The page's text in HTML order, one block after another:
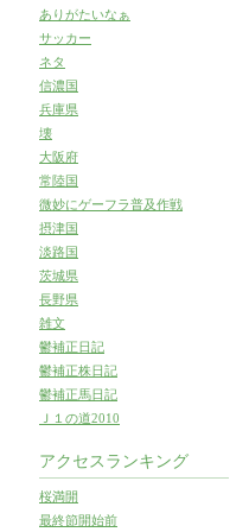
ありがたいなぁ
サッカー
ネタ
信濃国
兵庫県
壊
大阪府
常陸国
微妙にゲーフラ普及作戦
摂津国
淡路国
茨城県
長野県
雑文
鬱補正日記
鬱補正株日記
鬱補正馬日記
Ｊ１の道2010
アクセスランキング
桜満開
最終節開始前